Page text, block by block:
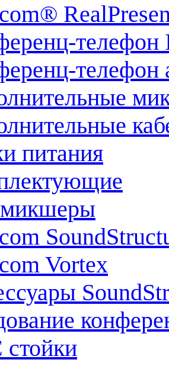
телефон
телефон
питания
Vortex